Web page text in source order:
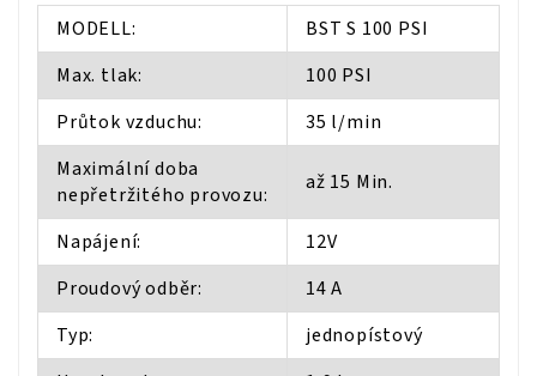
MODELL:
BST S 100 PSI
Max. tlak:
100 PSI
Průtok vzduchu:
35 l/min
Maximální doba
nepřetržitého provozu:
až 15 Min.
Napájení:
12V
Proudový odběr:
14 A
Typ:
jednopístový